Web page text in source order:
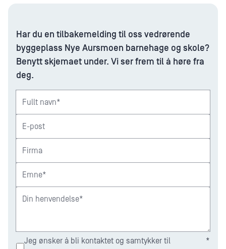
Har du en tilbakemelding til oss vedrørende
byggeplass Nye Aursmoen barnehage og skole?
Benytt skjemaet under. Vi ser frem til å høre fra
deg.
Fullt navn*
E-post
Firma
Emne*
Din henvendelse*
Jeg ønsker å bli kontaktet og samtykker til
*